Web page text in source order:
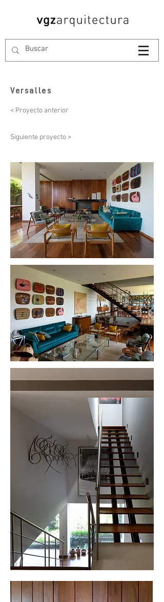
Versalles
< Proyecto anterior
Siguiente proyecto >